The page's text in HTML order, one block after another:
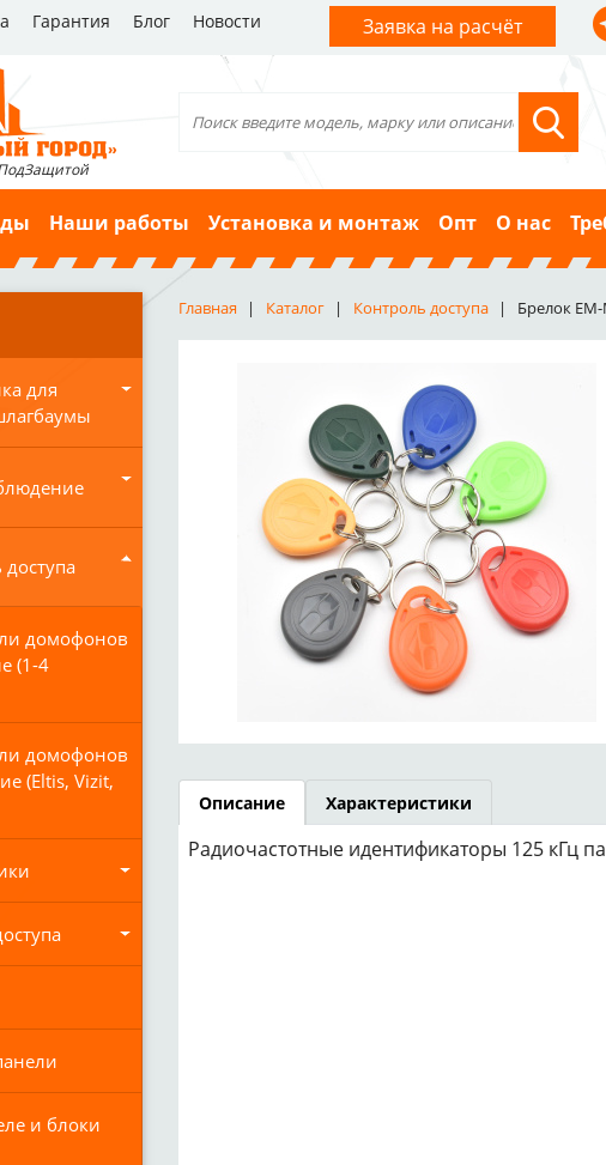
Гарантия Блог Новости Заявка на расчёт
Наши работы Установка и монтаж Опт О нас
для
домофонов
(1-4
домофонов
(Eltis, Vizit,
и блоки
Главная Каталог Контроль доступа Брелок
Описание Характеристики
Радиочастотные идентификаторы 125 кГц